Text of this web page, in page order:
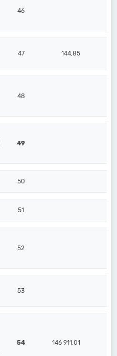
46
47 144,85
48
49
50
51
52
53
54 146 911,01